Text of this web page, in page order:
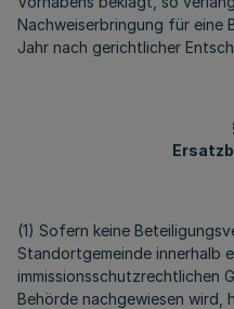
Nachweiserbringung für eine
Jahr nach gerichtlicher
(1) Sofern keine
Standortgemeinde innerhalb
immissionsschutzrechtlichen
Behörde nachgewiesen wird,